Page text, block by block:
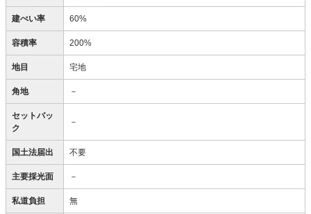
建ぺい率 60%
容積率 200%
地目 宅地
角地 －
セットバッ
ク
－
国土法届出 不要
主要採光面 －
私道負担 無